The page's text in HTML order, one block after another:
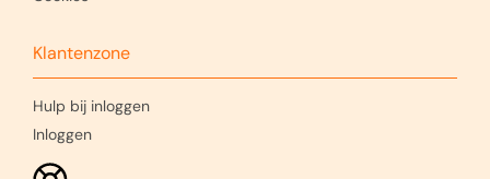
Klantenzone
Hulp bij inloggen
Inloggen